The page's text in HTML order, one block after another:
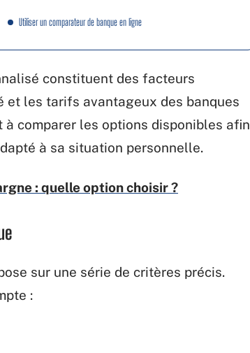
Utiliser un comparateur de banque en ligne
constituent des facteurs
et les tarifs avantageux des banques
comparer les options disponibles afin
à sa situation personnelle.
: quelle option choisir ?
sur une série de critères précis.
: